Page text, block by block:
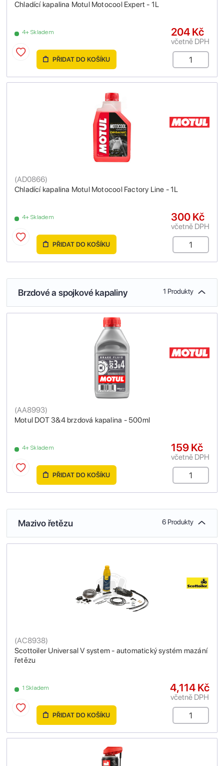
Chladící kapalina Motul Motocool Expert - 1L
4+ Skladem 204 Kč
včetně DPH
PŘIDAT DO KOŠÍKU
Chladící kapalina Motul Motocool Factory Line - 1L
(AD0866)
4+ Skladem 300 Kč
včetně DPH
PŘIDAT DO KOŠÍKU
Brzdové a spojkové kapaliny 1 Produkty
Motul DOT 3&4 brzdová kapalina - 500ml
(AA8993)
4+ Skladem 159 Kč
včetně DPH
PŘIDAT DO KOŠÍKU
Mazivo řetězu 6 Produkty
Scottoiler Universal V system - automatický systém mazání
řetězu
(AC8938)
1 Skladem 4,114 Kč
včetně DPH
PŘIDAT DO KOŠÍKU